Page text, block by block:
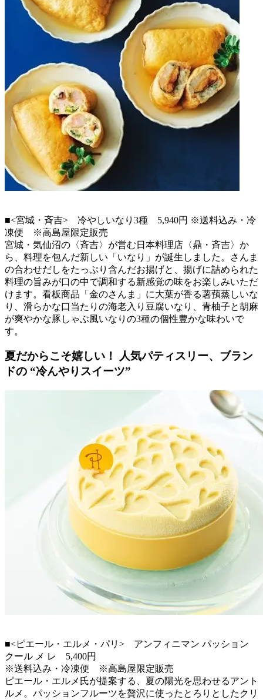
■<宮城・斉吉> 冷やしいなり3種 5,940円 ※送料込み・冷
凍便 ※高島屋限定販売
宮城・気仙沼の〈斉吉〉が営む日本料理店〈鼎・斉吉〉か
ら、料理を包んだ新しい「いなり」が誕生しました。さんま
の合わせだしをたっぷり含んだお揚げと、揚げに詰められた
料理の旨みが口の中で調和する新感覚の味をお楽しみいただ
けます。看板商品「金のさんま」に大葉が香る薯蕷蒸しいな
り、滑らかな口当たりの海老入り豆腐いなり、青柚子と胡麻
が爽やかな豚しゃぶ風いなりの3種の個性豊かな味わいで
す。
夏だからこそ嬉しい！ 人気パティスリー、ブラン
ドの “冷んやりスイーツ”
■<ピエール・エルメ・パリ> アンフィニマン パッション
クール メ レ 5,400円
※送料込み・冷凍便 ※高島屋限定販売
ピエール・エルメ氏が提案する、夏の陽光を思わせるアント
ルメ。パッションフルーツを贅沢に使ったとろりとしたクリ